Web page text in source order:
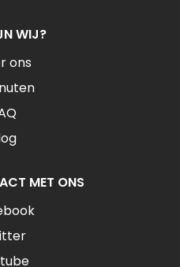
WIJ?
ons
MET ONS